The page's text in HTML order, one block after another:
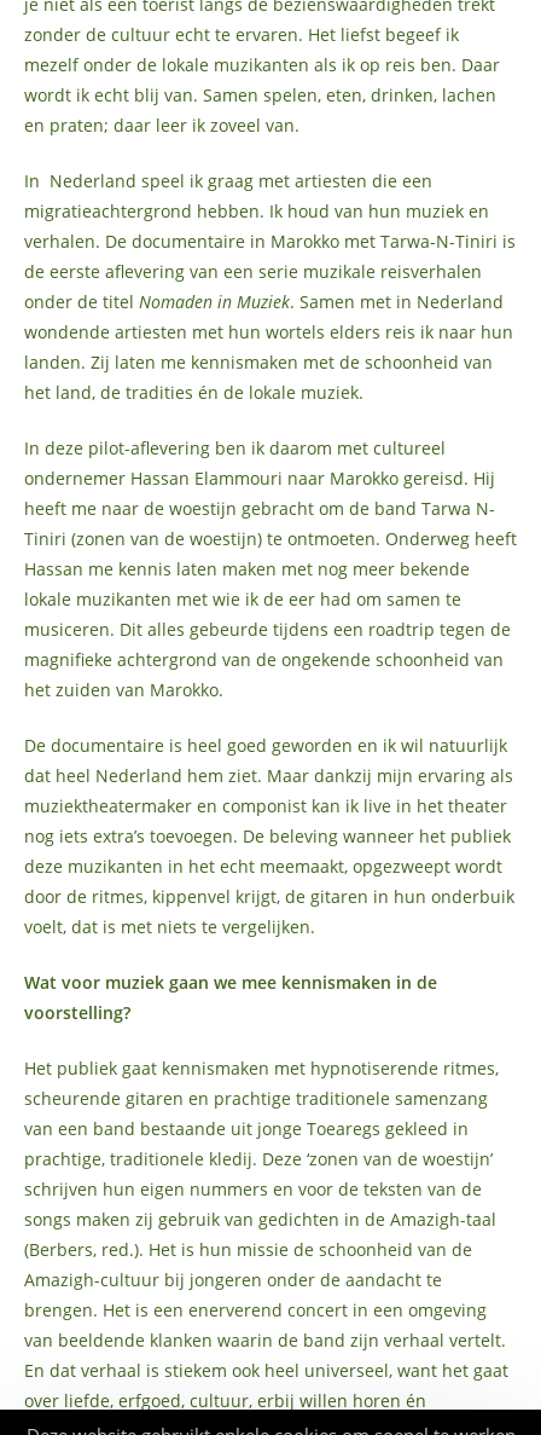
zonder de cultuur echt te ervaren. Het liefst begeef ik
mezelf onder de lokale muzikanten als ik op reis ben. Daar
wordt ik echt blij van. Samen spelen, eten, drinken, lachen
en praten; daar leer ik zoveel van.
In Nederland speel ik graag met artiesten die een
migratieachtergrond hebben. Ik houd van hun muziek en
verhalen. De documentaire in Marokko met Tarwa-N-Tiniri is
de eerste aflevering van een serie muzikale reisverhalen
onder de titel Nomaden in Muziek. Samen met in Nederland
wondende artiesten met hun wortels elders reis ik naar hun
landen. Zij laten me kennismaken met de schoonheid van
het land, de tradities én de lokale muziek.
In deze pilot-aflevering ben ik daarom met cultureel
ondernemer Hassan Elammouri naar Marokko gereisd. Hij
heeft me naar de woestijn gebracht om de band Tarwa N-
Tiniri (zonen van de woestijn) te ontmoeten. Onderweg heeft
Hassan me kennis laten maken met nog meer bekende
lokale muzikanten met wie ik de eer had om samen te
musiceren. Dit alles gebeurde tijdens een roadtrip tegen de
magnifieke achtergrond van de ongekende schoonheid van
het zuiden van Marokko.
De documentaire is heel goed geworden en ik wil natuurlijk
dat heel Nederland hem ziet. Maar dankzij mijn ervaring als
muziektheatermaker en componist kan ik live in het theater
nog iets extra’s toevoegen. De beleving wanneer het publiek
deze muzikanten in het echt meemaakt, opgezweept wordt
door de ritmes, kippenvel krijgt, de gitaren in hun onderbuik
voelt, dat is met niets te vergelijken.
Wat voor muziek gaan we mee kennismaken in de
voorstelling?
Het publiek gaat kennismaken met hypnotiserende ritmes,
scheurende gitaren en prachtige traditionele samenzang
van een band bestaande uit jonge Toearegs gekleed in
prachtige, traditionele kledij. Deze ‘zonen van de woestijn’
schrijven hun eigen nummers en voor de teksten van de
songs maken zij gebruik van gedichten in de Amazigh-taal
(Berbers, red.). Het is hun missie de schoonheid van de
Amazigh-cultuur bij jongeren onder de aandacht te
brengen. Het is een enerverend concert in een omgeving
van beeldende klanken waarin de band zijn verhaal vertelt.
En dat verhaal is stiekem ook heel universeel, want het gaat
over liefde, erfgoed, cultuur, erbij willen horen én